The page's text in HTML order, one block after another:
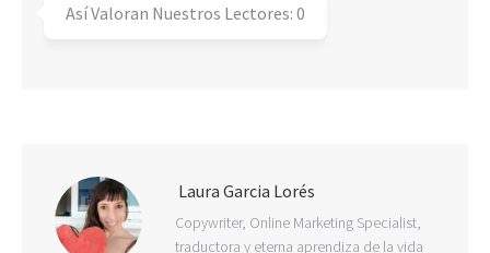
Así Valoran Nuestros Lectores: 0
Laura Garcia Lorés
Copywriter, Online Marketing Specialist,
traductora y eterna aprendiza de la vida